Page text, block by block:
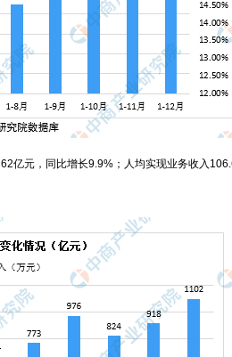
亿元，同比增长9.9%；人均实现业务收入